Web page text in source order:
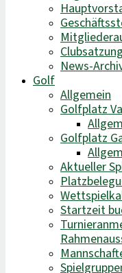
Clubsatzung
News-
Golf
Allgemein
Golfplatz
Golfplatz
Aktueller
Startzeit